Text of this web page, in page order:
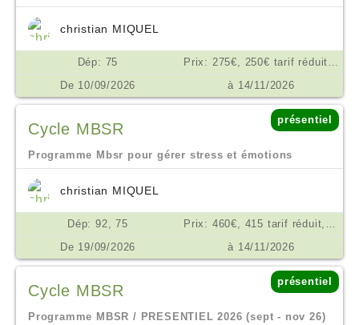
christian MIQUEL
Dép: 75
Prix: 275€, 250€ tarif réduit, don en conscience €
De 10/09/2026
à 14/11/2026
Cycle MBSR
présentiel
Programme Mbsr pour gérer stress et émotions
christian MIQUEL
Dép: 92, 75
Prix: 460€, 415 tarif réduit, ou don en conscience selon possibilité €
De 19/09/2026
à 14/11/2026
Cycle MBSR
présentiel
Programme MBSR / PRESENTIEL 2026 (sept - nov 26)